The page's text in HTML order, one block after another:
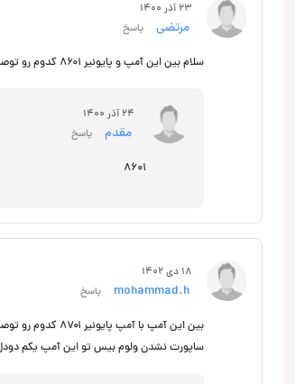
23 آذر 1400
مرتضی پاسخ
سلام بین این آمپ و پایونیر ۸۶۰۱ کدوم رو توصیه میکنید؟؟
24 آذر 1400
مقدم پاسخ
8601
18 دی 1402
پاسخ
ساپورت نشدن ولوم بیس تو این آمپ یکم